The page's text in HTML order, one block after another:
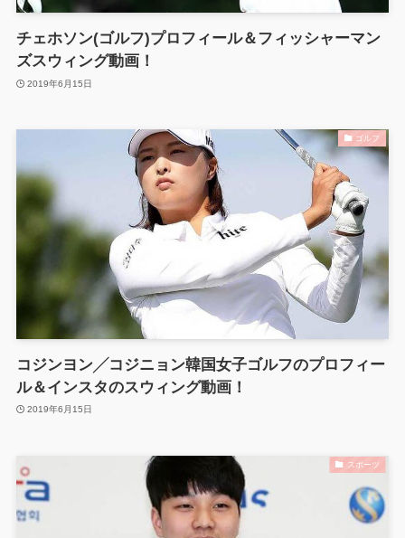
チェホソン(ゴルフ)プロフィール＆フィッシャーマン
ズスウィング動画！
2019年6月15日
ゴルフ
コジンヨン╱コジニョン韓国女子ゴルフのプロフィー
ル＆インスタのスウィング動画！
2019年6月15日
スポーツ